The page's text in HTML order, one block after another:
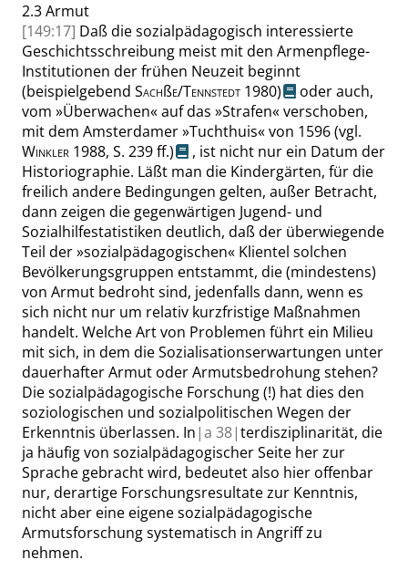
2.3Armut
[149:17] Daß die sozialpädagogisch interessierte
Geschichtsschreibung meist mit den Armenpflege-
Institutionen der frühen Neuzeit beginnt
(beispielgebend Sachße/Tennstedt 1980)
oder auch,
vom »Überwachen«auf das »Strafen«verschoben,
mit dem Amsterdamer»Tuchthuis«von 1596(vgl.
Winkler 1988, S. 239 ff.)
, ist nicht nur ein Datum der
Historiographie. Läßt man die Kindergärten, für die
freilich andere Bedingungen gelten, außer Betracht,
dann zeigen die gegenwärtigen Jugend- und
Sozialhilfestatistiken deutlich, daß der überwiegende
Teil der»sozialpädagogischen« Klientel solchen
Bevölkerungsgruppen entstammt, die (mindestens)
von Armut bedroht sind, jedenfalls dann, wenn es
sich nicht nur um relativ kurzfristige Maßnahmen
handelt. Welche Art von Problemen führt ein Milieu
mit sich, in dem die Sozialisationserwartungen unter
dauerhafter Armut oder Armutsbedrohung stehen?
Die sozialpädagogische Forschung (!) hat dies den
soziologischen und sozialpolitischen Wegen der
Erkenntnis überlassen. In |a 38|terdisziplinarität, die
ja häufig von sozialpädagogischer Seite her zur
Sprache gebracht wird, bedeutet also hier offenbar
nur, derartige Forschungsresultate zur Kenntnis,
nicht aber eine eigene sozialpädagogische
Armutsforschung systematisch in Angriff zu
nehmen.